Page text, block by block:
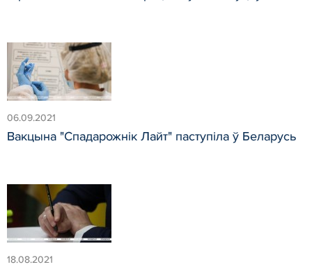
06.09.2021
Вакцына "Спадарожнік Лайт" паступіла ў Беларусь
18.08.2021